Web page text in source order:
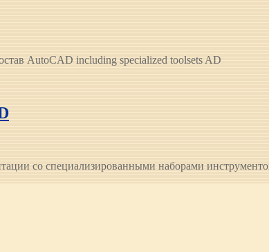
AutoCAD including specialized toolsets AD
со специализированными наборами